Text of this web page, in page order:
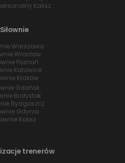
Kalisz
Siłownie
Warszawa
Wrocław
Poznań
Katowice
Kraków
Gdańsk
Białystok
Bydgoszcz
Gdynia
Kalisz
trenerów